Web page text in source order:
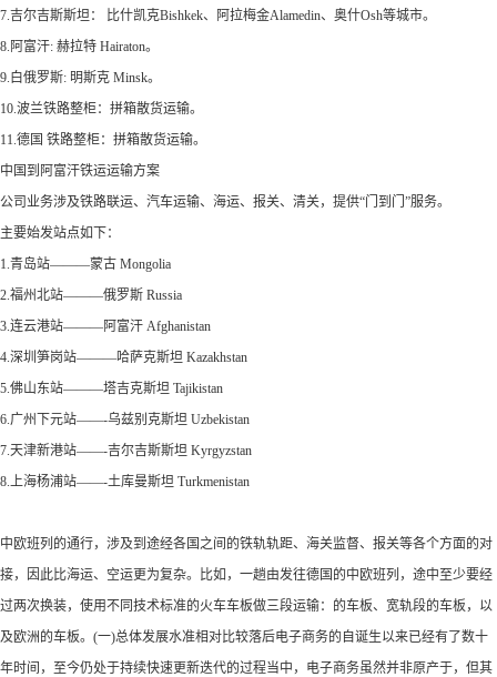
7.吉尔吉斯斯坦： 比什凯克Bishkek、阿拉梅金Alamedin、奥什Osh等城市。
8.阿富汗: 赫拉特 Hairaton。
9.白俄罗斯: 明斯克 Minsk。
10.波兰铁路整柜：拼箱散货运输。
11.德国 铁路整柜：拼箱散货运输。
中国到阿富汗铁运运输方案
公司业务涉及铁路联运、汽车运输、海运、报关、清关，提供“门到门”服务。
主要始发站点如下：
1.青岛站———蒙古 Mongolia
2.福州北站———俄罗斯 Russia
3.连云港站———阿富汗 Afghanistan
4.深圳笋岗站———哈萨克斯坦 Kazakhstan
5.佛山东站———塔吉克斯坦 Tajikistan
6.广州下元站——-乌兹别克斯坦 Uzbekistan
7.天津新港站——-吉尔吉斯斯坦 Kyrgyzstan
8.上海杨浦站——-土库曼斯坦 Turkmenistan
中欧班列的通行，涉及到途经各国之间的铁轨轨距、海关监督、报关等各个方面的对
接，因此比海运、空运更为复杂。比如，一趟由发往德国的中欧班列，途中至少要经
过两次换装，使用不同技术标准的火车车板做三段运输：的车板、宽轨段的车板，以
及欧洲的车板。(一)总体发展水准相对比较落后电子商务的自诞生以来已经有了数十
年时间，至今仍处于持续快速更新迭代的过程当中，电子商务虽然并非原产于，但其